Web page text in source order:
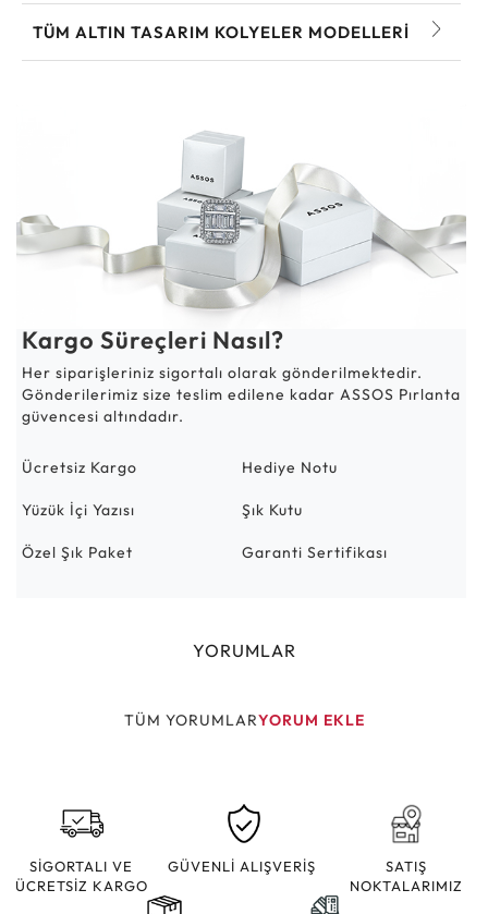
TÜM ALTIN TASARIM KOLYELER MODELLERI
Kargo Süreçleri Nasıl?
Her siparişleriniz sigortalı olarak gönderilmektedir.
Gönderilerimiz size teslim edilene kadar ASSOS Pırlanta
güvencesi altındadır.
Ücretsiz Kargo Hediye Notu
Yüzük İçi Yazısı Şık Kutu
Özel Şık Paket Garanti Sertifikası
YORUMLAR
TÜM YORUMLARYORUM EKLE
SİGORTALI VE
ÜCRETSİZ KARGO
GÜVENLİ ALIŞVERİŞ
SATIŞ
NOKTALARIMIZ